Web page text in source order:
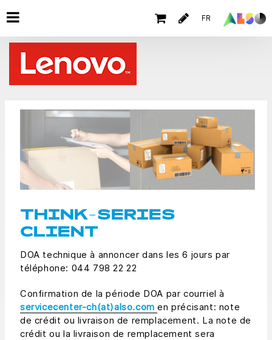
FR
THINK-SERIES
CLIENT
DOA technique à annoncer dans les 6 jours par
téléphone: 044 798 22 22
Confirmation de la période DOA par courriel à
servicecenter-ch(at)also.comen précisant: note
de crédit ou livraison de remplacement. La note de
crédit ou la livraison de remplacement sera